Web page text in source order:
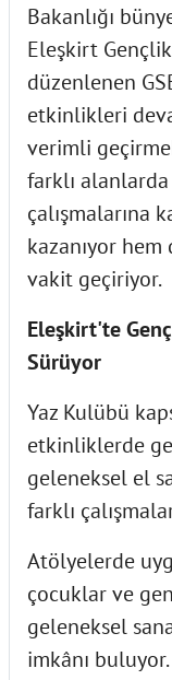
Bakanlığı
Eleşkirt
düzenlenen
etkinlikleri
verimli
farklı
çalışmalarına
kazanıyor
vakit geçiriyor.
Eleşkirt'te
Sürüyor
Yaz Kulübü
etkinliklerde
geleneksel el
farklı
Atölyelerde
çocuklar ve
geleneksel
imkânı buluyor.